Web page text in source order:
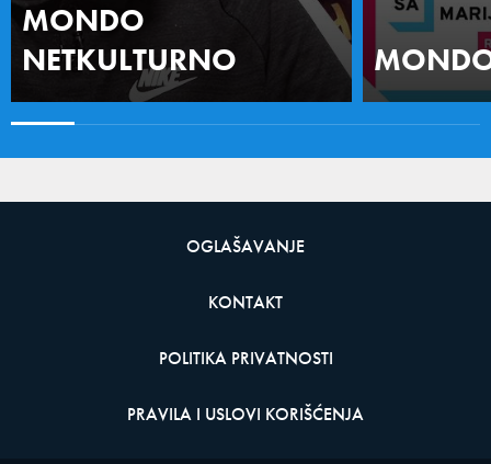
MONDO
NETKULTURNO
OGLAŠAVANJE
KONTAKT
POLITIKA PRIVATNOSTI
PRAVILA I USLOVI KORIŠĆENJA